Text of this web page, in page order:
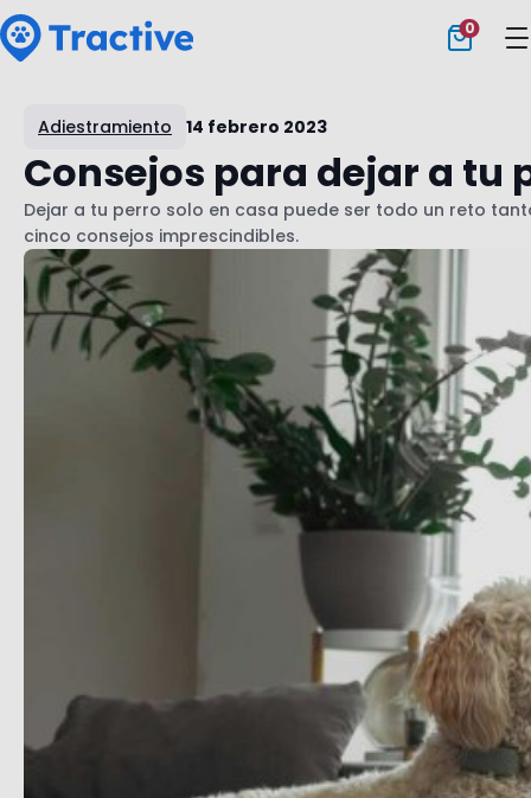
0
Adiestramiento 14 febrero 2023
Consejos para dejar a tu
Dejar a tu perro solo en casa puede ser todo un reto
cinco consejos imprescindibles.